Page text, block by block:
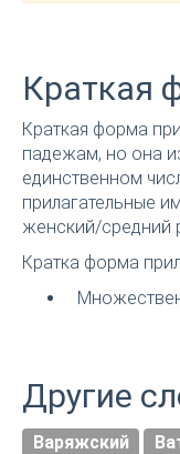
Краткая
Краткая форма
падежам, но она
единственном
прилагательные
женский/средний
Кратка форма
Другие
Варяжский